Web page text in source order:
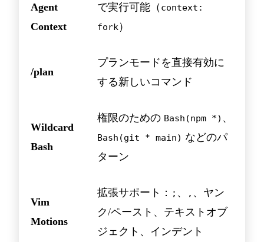
Agent
Context
で実行可能（ context:
fork ）
/plan
プランモードを直接有効に
する新しいコマンド
Wildcard
Bash
権限のための Bash(npm *) 、
Bash(git * main) などのパ
ターン
Vim
Motions
拡張サポート： ; 、 , 、ヤン
ク/ペースト、テキストオブ
ジェクト、インデント